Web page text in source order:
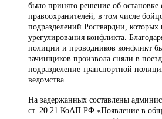
было принято решение об остановке
правоохранителей, в том числе
подразделений Росгвардии, которых
урегулирования конфликта.
полиции и проводников конфликт
зачинщиков произвола сняли в
подразделение транспортной
ведомства.
На задержанных составлены
ст. 20.21 КоАП РФ «Появление в